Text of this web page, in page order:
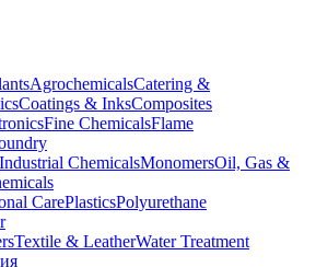
AgrochemicalsCatering &
Coatings & InksComposites
Fine ChemicalsFlame
Industrial ChemicalsMonomersOil, Gas &
CarePlasticsPolyurethane
Textile & LeatherWater Treatment